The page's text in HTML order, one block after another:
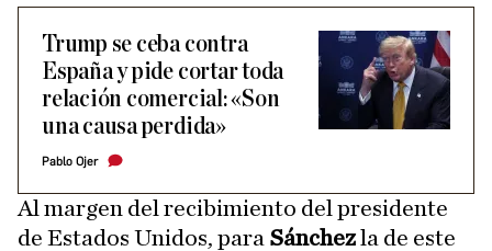
Trump se ceba contra
España y pide cortar toda
relación comercial: «Son
una causa perdida»
Pablo Ojer
Al margen del recibimiento del presidente
de Estados Unidos, para Sánchezla de este